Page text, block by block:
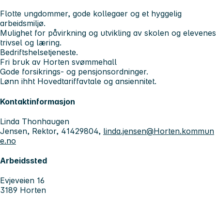
Flotte ungdommer, gode kollegaer og et hyggelig
arbeidsmiljø.
Mulighet for påvirkning og utvikling av skolen og elevenes
trivsel og læring.
Bedriftshelsetjeneste.
Fri bruk av Horten svømmehall
Gode forsikrings- og pensjonsordninger.
Lønn ihht Hovedtariffavtale og ansiennitet.
Kontaktinformasjon
Linda Thonhaugen
Jensen, Rektor, 41429804, linda.jensen@Horten.kommun
e.no
Arbeidssted
Evjeveien 16
3189 Horten